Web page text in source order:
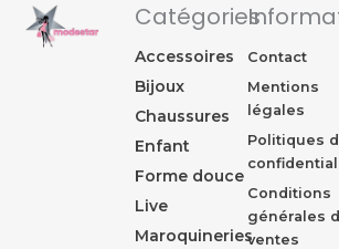
Catégories
Accessoires
Bijoux
Chaussures
Enfant
Forme douce
Live
Maroquineries
Contact
Mentions
légales
Politiques
Conditions
générales
ventes